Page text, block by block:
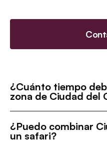
¿Cuánto tiempo
zona de Ciudad del
¿Puedo combinar
un safari?